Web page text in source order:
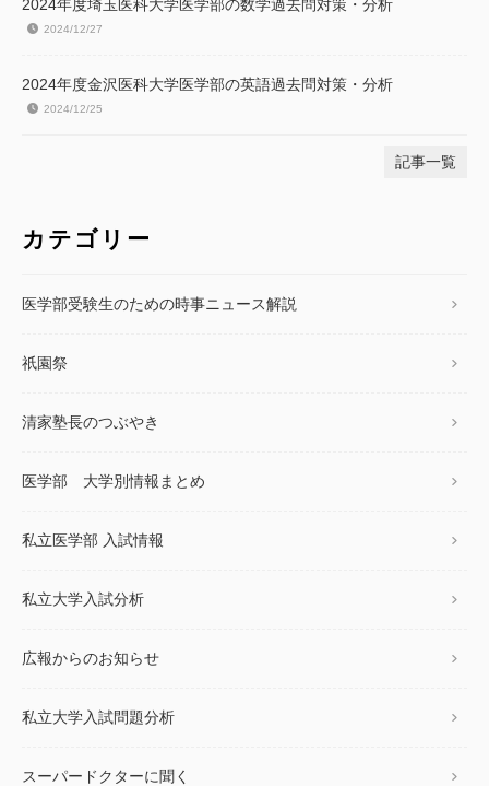
2024年度埼玉医科大学医学部の数学過去問対策・分析
2024/12/27
2024年度金沢医科大学医学部の英語過去問対策・分析
2024/12/25
記事一覧
カテゴリー
医学部受験生のための時事ニュース解説
祇園祭
清家塾長のつぶやき
医学部 大学別情報まとめ
私立医学部 入試情報
私立大学入試分析
広報からのお知らせ
私立大学入試問題分析
スーパードクターに聞く